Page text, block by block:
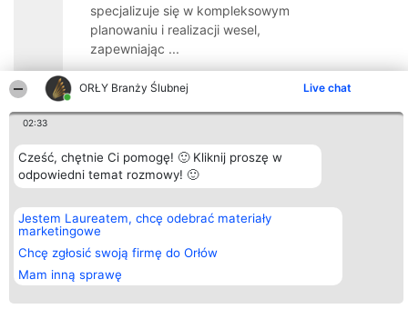
ORŁY Branży Ślubnej Live chat
02:33
Cześć, chętnie Ci pomogę! 🙂 Kliknij proszę w
odpowiedni temat rozmowy! 🙂
Jestem Laureatem, chcę odebrać materiały
marketingowe
Chcę zgłosić swoją firmę do Orłów
Mam inną sprawę
specjalizuje się w kompleksowym
planowaniu i realizacji wesel,
zapewniając ...
9.7
Organizator plebiscytu
Bright Side Solutions sp. z o.
o. sp. k.
ul. Ruska 22
KRS 0000749100 | Regon
381313360 | NIP 8943132676
+48 508 492 400
Plebiscyt
Laureaci
Lista
wszystkich
Zasady
Prywatności
Kontakt
Kontakt